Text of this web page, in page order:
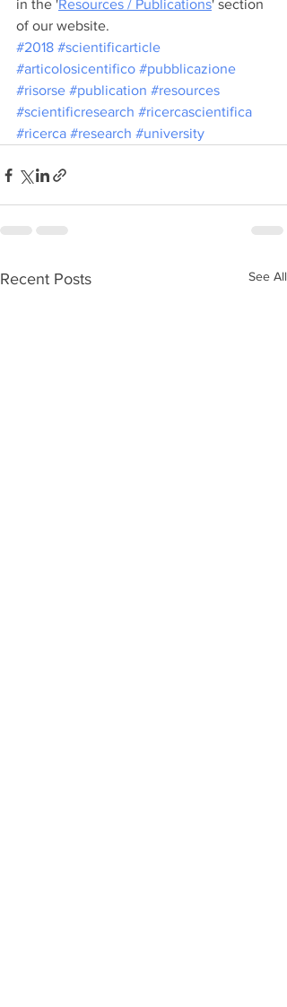
in the 'Resources / Publications' section
of our website.
#2018 #scientificarticle
#articolosicentifico #pubblicazione
#risorse #publication #resources
#scientificresearch #ricercascientifica
#ricerca #research #university
Recent Posts See All